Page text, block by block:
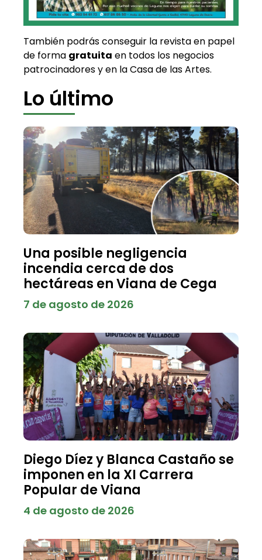
También podrás conseguir la revista en papel
de forma gratuita en todos los negocios
patrocinadores y en la Casa de las Artes.
Lo último
Una posible negligencia
incendia cerca de dos
hectáreas en Viana de Cega
7 de agosto de 2026
Diego Díez y Blanca Castaño se
imponen en la XI Carrera
Popular de Viana
4 de agosto de 2026